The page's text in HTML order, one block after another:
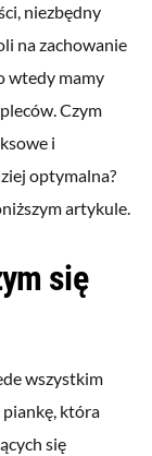
niezbędny
na zachowanie
wtedy mamy
Czym
i
optymalna?
artykule.
się
wszystkim
piankę, która
się